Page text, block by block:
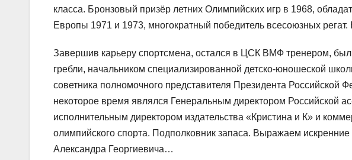
класса. Бронзовый призёр летних Олимпийских игр в 1968,
Европы 1971 и 1973, многократный победитель всесоюзных
Завершив карьеру спортсмена, остался в ЦСК ВМФ тренером,
гребли, начальником специализированной детско-юношеской
советника полномочного представителя Президента Российской
некоторое время являлся Генеральным директором Российской
исполнительным директором издательства «Кристина и К» и
олимпийского спорта. Подполковник запаса. Выражаем
Александра Георгиевича…